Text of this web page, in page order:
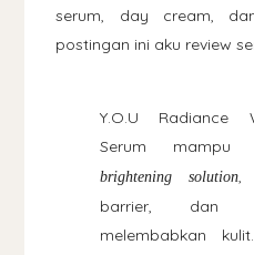
serum, day cream,
postingan ini aku review
Y.O.U Radiance
Serum mampu
brightening solution,
barrier, dan
melembabkan